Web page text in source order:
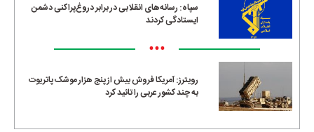
سپاه: رسانه‌های انقلابی در برابر دروغ‌پراکنی دشمن
ایستادگی کردند
•••
رویترز: آمریکا فروش بیش از پنج هزار موشک پاتریوت
به چند کشور عربی را تائید کرد